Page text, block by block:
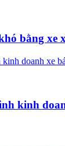
bằng xe
kinh